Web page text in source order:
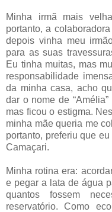
Minha irmã mais
portanto, a
depois vinha meu
para as suas
Eu tinha muitas, mas
responsabilidade
da minha casa, acho
dar o nome de
mas ficou o estigma.
minha mãe queria me
portanto, preferiu que
Camaçari.
Minha rotina era:
e pegar a lata de água
quantos fossem
reservatório. Como